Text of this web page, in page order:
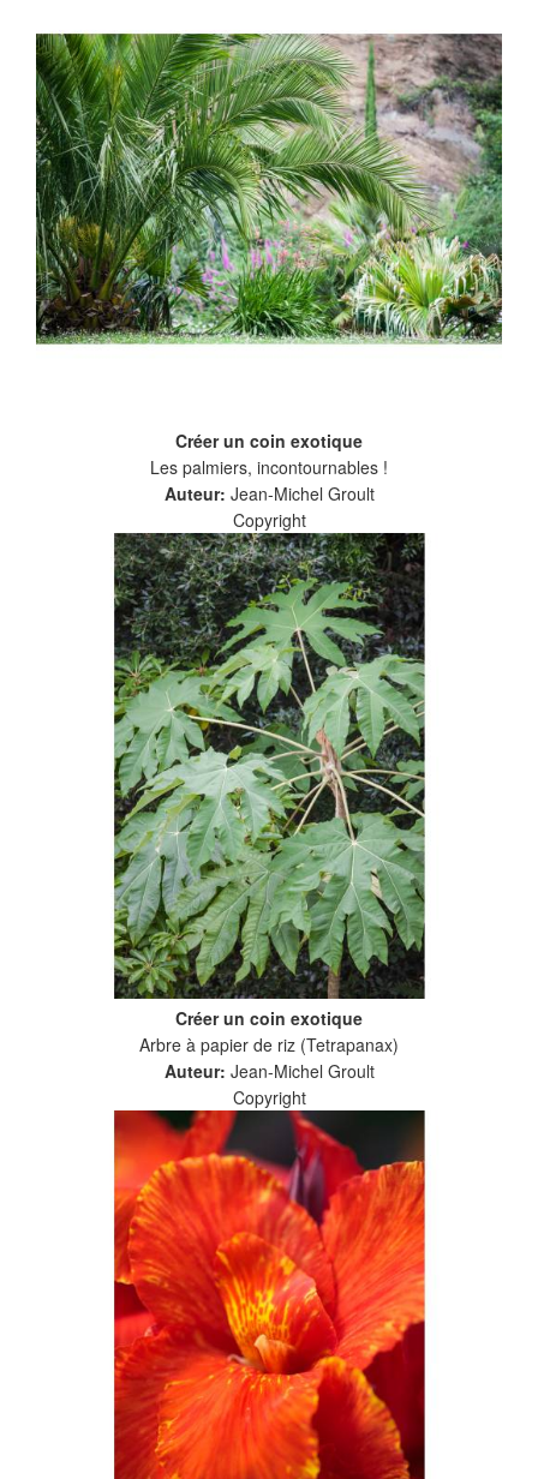
Créer un coin exotique
Les palmiers, incontournables !
Auteur: Jean-Michel Groult
Copyright
Créer un coin exotique
Arbre à papier de riz (Tetrapanax)
Auteur: Jean-Michel Groult
Copyright